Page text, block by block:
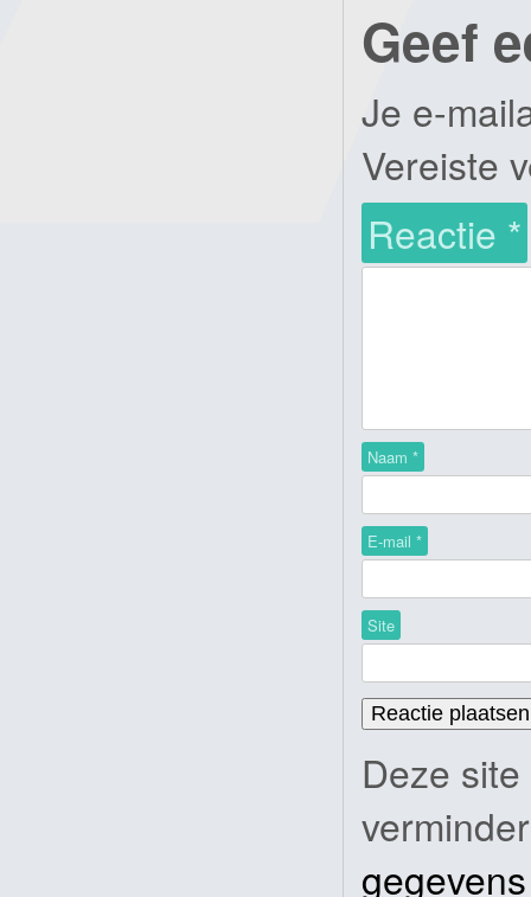
Geef
Je e-
Vereiste
Reactie *
Naam *
E-mail *
Site
Deze